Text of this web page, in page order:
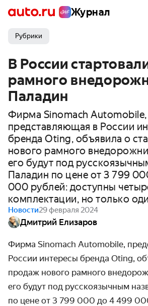
Журнал
Рубрики
В России
рамного
Паладин
Фирма Sinomach Automobile,
представляющая в России
бренда Oting, объявила о
нового рамного
его будут под
Паладин по цене от 3 799
000 рублей: доступны
комплектации, но только
Новости29 февраля 2024
Дмитрий Елизаров
Фирма Sinomach Automobile,
России интересы бренда Oting,
продаж нового рамного
его будут под русскоязычным
по цене от 3 799 000 до 4 499